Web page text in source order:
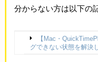
分からない方は以下の
【Mac・
グできない状態を解決